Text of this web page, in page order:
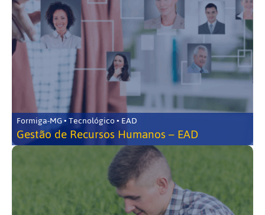
Formiga-MG • Tecnológico • EAD
Gestão de Recursos Humanos – EAD